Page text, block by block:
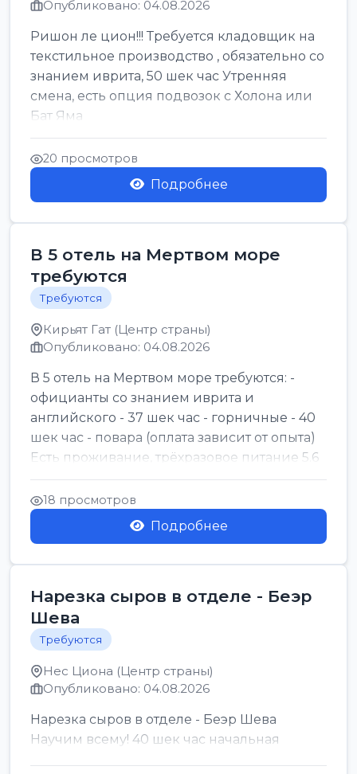
Опубликовано: 04.08.2026
Ришон ле цион!!! Требуется кладовщик на
текстильное производство , обязательно со
знанием иврита, 50 шек час Утренняя
смена, есть опция подвозок с Холона или
Бат Яма
20 просмотров
Подробнее
В 5 отель на Мертвом море
требуются
Требуются
Кирьят Гат (Центр страны)
Опубликовано: 04.08.2026
В 5 отель на Мертвом море требуются: -
официанты со знанием иврита и
английского - 37 шек час - горничные - 40
шек час - повара (оплата зависит от опыта)
Есть проживание, трёхразовое питание 5.6
шек в...
18 просмотров
Подробнее
Нарезка сыров в отделе - Беэр
Шева
Требуются
Нес Циона (Центр страны)
Опубликовано: 04.08.2026
Нарезка сыров в отделе - Беэр Шева
Научим всему! 40 шек час начальная